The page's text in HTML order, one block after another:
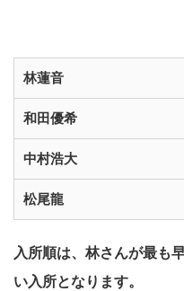
林蓮音
和田優希
中村浩大
松尾龍
入所順は、林さんが最も
い入所となります。